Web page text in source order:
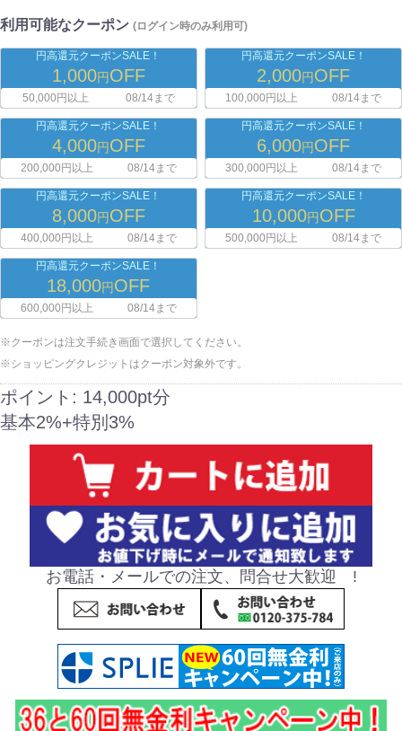
利用可能なクーポン (ログイン時のみ利用可)
円高還元クーポンSALE！
1,000円OFF
50,000円以上 08/14まで
円高還元クーポンSALE！
2,000円OFF
100,000円以上 08/14まで
円高還元クーポンSALE！
4,000円OFF
200,000円以上 08/14まで
円高還元クーポンSALE！
6,000円OFF
300,000円以上 08/14まで
円高還元クーポンSALE！
8,000円OFF
400,000円以上 08/14まで
円高還元クーポンSALE！
10,000円OFF
500,000円以上 08/14まで
円高還元クーポンSALE！
18,000円OFF
600,000円以上 08/14まで
※クーポンは注文手続き画面で選択してください。
※ショッピングクレジットはクーポン対象外です。
ポイント: 14,000pt分
基本2%+特別3%
お電話・メールでの注文、問合せ大歓迎 !